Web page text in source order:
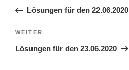
BeitragLösungen für den 22.06.2020
Nächster
Beitrag
WEITER
Lösungen für den 23.06.2020